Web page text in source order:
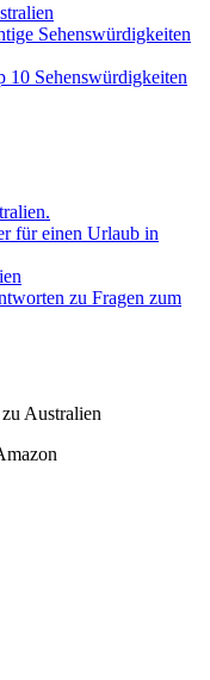
Sehenswürdigkeiten
10 Sehenswürdigkeiten
für einen Urlaub in
zu Fragen zum